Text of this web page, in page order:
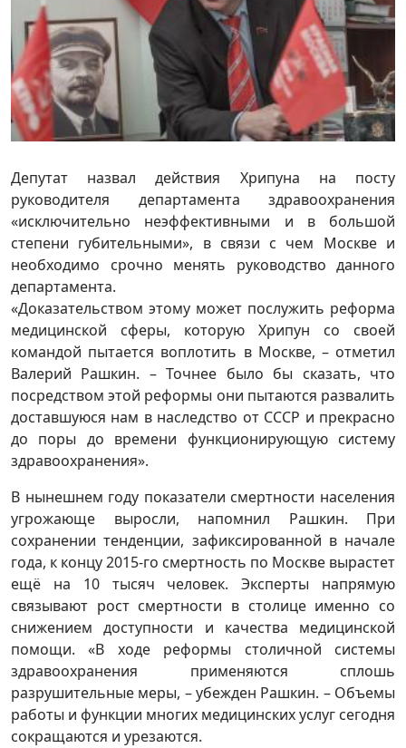
Депутат назвал действия Хрипуна на посту
руководителя департамента здравоохранения
«исключительно неэффективными и в большой
степени губительными», в связи с чем Москве и
необходимо срочно менять руководство данного
департамента.
«Доказательством этому может послужить реформа
медицинской сферы, которую Хрипун со своей
командой пытается воплотить в Москве, – отметил
Валерий Рашкин. – Точнее было бы сказать, что
посредством этой реформы они пытаются развалить
доставшуюся нам в наследство от СССР и прекрасно
до поры до времени функционирующую систему
здравоохранения».
В нынешнем году показатели смертности населения
угрожающе выросли, напомнил Рашкин. При
сохранении тенденции, зафиксированной в начале
года, к концу 2015-го смертность по Москве вырастет
ещё на 10 тысяч человек. Эксперты напрямую
связывают рост смертности в столице именно со
снижением доступности и качества медицинской
помощи. «В ходе реформы столичной системы
здравоохранения применяются сплошь
разрушительные меры, – убежден Рашкин. – Объемы
работы и функции многих медицинских услуг сегодня
сокращаются и урезаются.